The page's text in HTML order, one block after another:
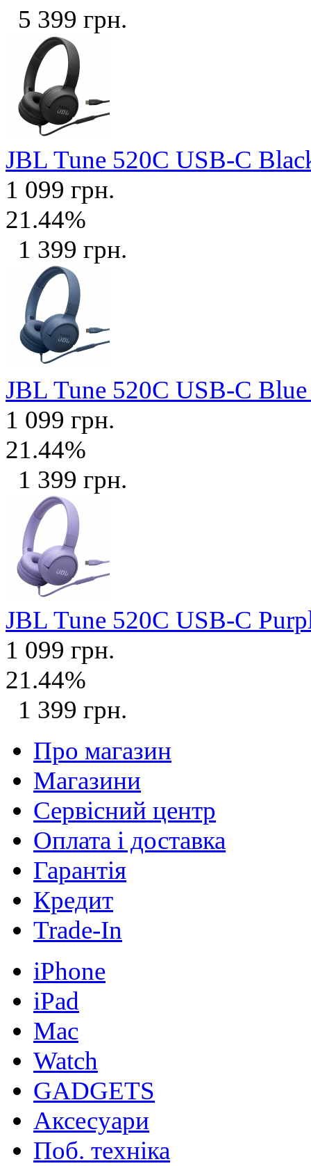
5 399 грн.
JBL Tune 520C USB-C
1 099 грн.
21.44%
1 399 грн.
JBL Tune 520C USB-C
1 099 грн.
21.44%
1 399 грн.
JBL Tune 520C USB-C
1 099 грн.
21.44%
1 399 грн.
Про магазин
Магазини
Сервісний центр
Оплата і доставка
Гарантія
Кредит
Trade-In
iPhone
iPad
Mac
Watch
GADGETS
Аксесуари
Поб. техніка